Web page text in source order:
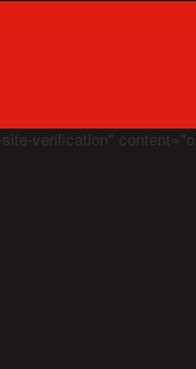
site-verification"